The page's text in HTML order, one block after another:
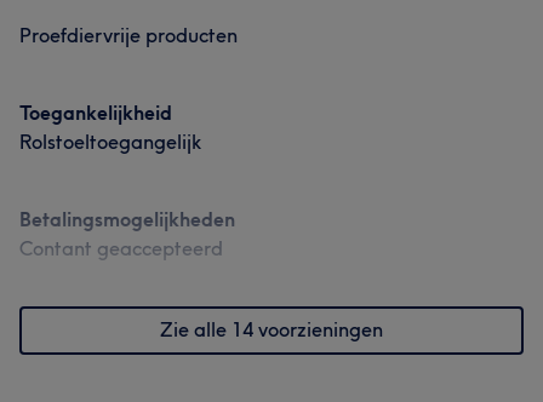
Proefdiervrije producten
Toegankelijkheid
Rolstoeltoegangelijk
Betalingsmogelijkheden
Contant geaccepteerd
Zie alle 14 voorzieningen